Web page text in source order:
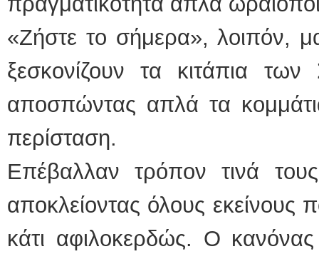
«Ζήστε το σήμερα», λοιπόν,
ξεσκονίζουν τα κιτάπια
αποσπώντας απλά τα
περίσταση.
Επέβαλλαν τρόπον τινά
αποκλείοντας όλους
κάτι αφιλοκερδώς. Ο κανόνας